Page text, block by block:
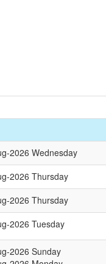
2026 Wednesday
2026 Thursday
2026 Thursday
2026 Tuesday
2026 Sunday